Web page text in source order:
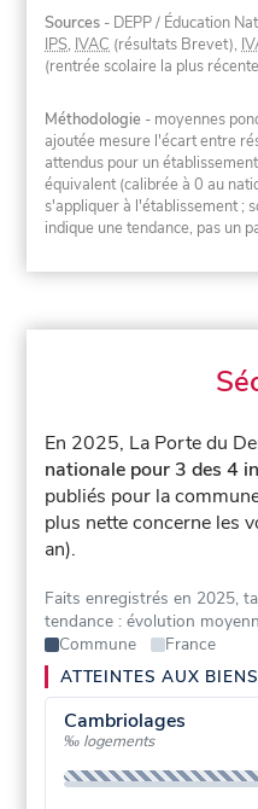
Sources - DEPP / Éducation
IPS, IVAC (résultats Brevet),
(rentrée scolaire la plus
Méthodologie - moyennes
ajoutée mesure l'écart entre
attendus pour un
équivalent (calibrée à 0 au
s'appliquer à l'établissement ;
indique une tendance, pas un
En 2025, La Porte du
nationale pour 3 des 4
publiés pour la
plus nette concerne les
an).
Faits enregistrés en 2025,
tendance : évolution
Commune
France
ATTEINTES AUX BIENS
Cambriolages
‰ logements